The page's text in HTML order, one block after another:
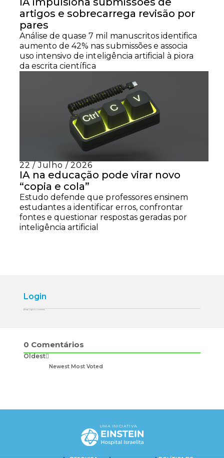
artigos e sobrecarrega revisão por
pares
Análise de quase 7 mil manuscritos identifica
aumento de 42% nas submissões e associa
uso intensivo de inteligência artificial à piora
da escrita científica
22 / Julho / 2026
IA na educação pode virar novo
“copia e cola”
Estudo defende que professores ensinem
estudantes a identificar erros, confrontar
fontes e questionar respostas geradas por
inteligência artificial
Login
Please login to comment
0 Comentários
Oldest
Newest Most Voted
UMA INICIATIVA